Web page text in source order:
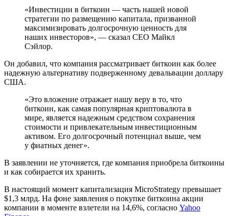
«Инвестиции в биткоин — часть нашей новой
стратегии по размещению капитала, призванной
максимизировать долгосрочную ценность для
наших инвесторов», — сказал CEO Майкл
Сэйлор.
Он добавил, что компания рассматривает биткоин как более
надежную альтернативу подверженному девальвации доллару
США.
«Это вложение отражает нашу веру в то, что
биткоин, как самая популярная криптовалюта в
мире, является надежным средством сохранения
стоимости и привлекательным инвестиционным
активом. Его долгосрочный потенциал выше, чем
у фиатных денег».
В заявлении не уточняется, где компания приобрела биткоины
и как собирается их хранить.
В настоящий момент капитализация MicroStrategy превышает
$1,3 млрд. На фоне заявления о покупке биткоина акции
компании в моменте взлетели на 14,6%, согласно Yahoo